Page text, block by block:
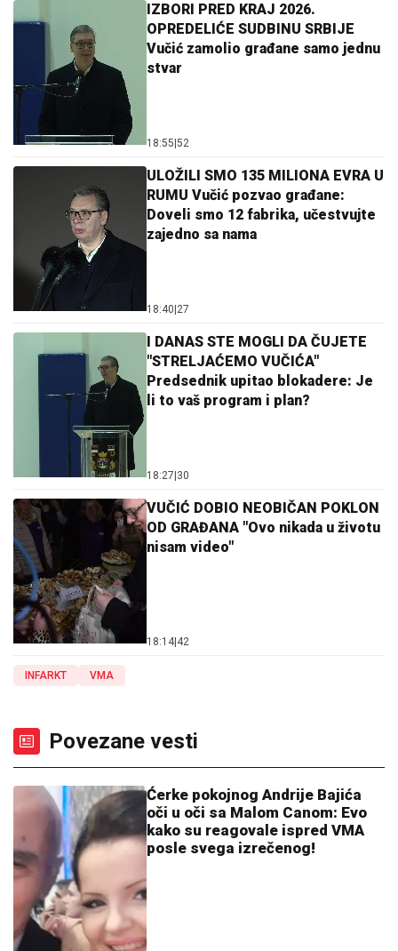
IZBORI PRED KRAJ 2026.
OPREDELIĆE SUDBINU SRBIJE
Vučić zamolio građane samo jednu
stvar
18:55 52
ULOŽILI SMO 135 MILIONA EVRA U
RUMU Vučić pozvao građane:
Doveli smo 12 fabrika, učestvujte
zajedno sa nama
18:40 27
I DANAS STE MOGLI DA ČUJETE
"STRELJAĆEMO VUČIĆA"
Predsednik upitao blokadere: Je
li to vaš program i plan?
18:27 30
VUČIĆ DOBIO NEOBIČAN POKLON
OD GRAĐANA "Ovo nikada u životu
nisam video"
18:14 42
INFARKT VMA
Povezane vesti
Ćerke pokojnog Andrije Bajića
oči u oči sa Malom Canom: Evo
kako su reagovale ispred VMA
posle svega izrečenog!